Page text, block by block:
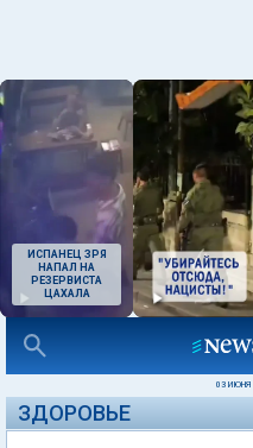
ИСПАНЕЦ ЗРЯ
НАПАЛ НА
РЕЗЕРВИСТА
ЦАХАЛА
03 ИЮНЯ
ЗДОРОВЬЕ